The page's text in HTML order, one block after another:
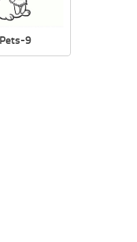
Pets-9